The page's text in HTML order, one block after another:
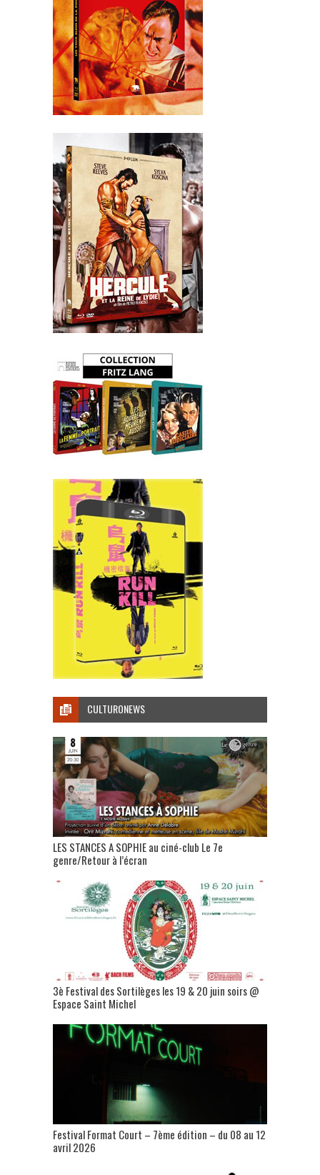
CULTURONEWS
LES STANCES A SOPHIE au ciné-club Le 7e
genre/Retour à l’écran
3è Festival des Sortilèges les 19 & 20 juin soirs @
Espace Saint Michel
Festival Format Court – 7ème édition – du 08 au 12
avril 2026